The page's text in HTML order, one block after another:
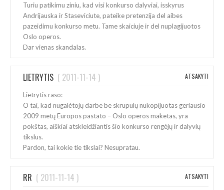
Turiu patikimu ziniu, kad visi konkurso dalyviai, isskyrus
Andrijauska ir Staseviciute, pateike pretenzija del aibes
pazeidimu konkurso metu. Tame skaiciuje ir del nuplagijuotos
Oslo operos.
Dar vienas skandalas.
LIETRYTIS ( 2011-11-14 ) ATSAKYTI
Lietrytis raso:
O tai, kad nugalėtojų darbe be skrupulų nukopijuotas geriausio
2009 metų Europos pastato – Oslo operos maketas, yra
pokštas, aiškiai atskleidžiantis šio konkurso rengėjų ir dalyvių
tikslus.
Pardon, tai kokie tie tikslai? Nesupratau.
RR ( 2011-11-14 ) ATSAKYTI